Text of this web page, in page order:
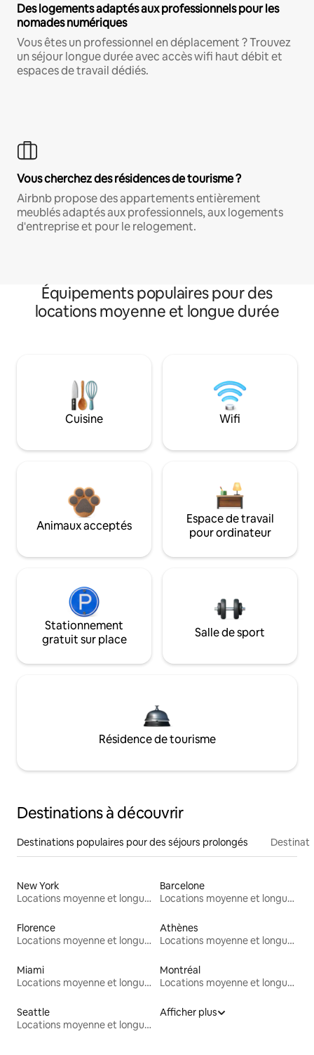
Des logements adaptés aux professionnels pour les
nomades numériques
Vous êtes un professionnel en déplacement ? Trouvez
un séjour longue durée avec accès wifi haut débit et
espaces de travail dédiés.
Vous cherchez des résidences de tourisme ?
Airbnb propose des appartements entièrement
meublés adaptés aux professionnels, aux logements
d'entreprise et pour le relogement.
Équipements populaires pour des
locations moyenne et longue durée
Cuisine Wifi
Animaux acceptés
Espace de travail
pour ordinateur
Stationnement
gratuit sur place
Salle de sport
Résidence de tourisme
Destinations à découvrir
Destinations populaires pour des séjours prolongés
New York
Locations moyenne et longue durée
Barcelone
Locations moyenne et longue durée
Florence
Locations moyenne et longue durée
Athènes
Locations moyenne et longue durée
Miami
Locations moyenne et longue durée
Montréal
Locations moyenne et longue durée
Seattle
Locations moyenne et longue durée
Afficher plus